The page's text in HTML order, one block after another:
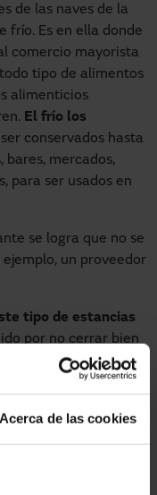
Acerca de las cookies
de las naves de la
frío. Es en ella donde
comercio mayorista
tipo de alimentos
alimenticios
El frío los
conservados hasta
bares, mercados,
para ser usados en
se logra que no se
ejemplo, un proveedor
tipo de estancias
por no cerrar bien
de
se echen a
dota de una doble